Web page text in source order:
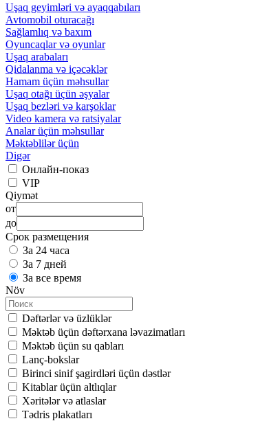
Uşaq geyimləri və ayaqqabıları
Avtomobil oturacağı
Sağlamlıq və baxım
Oyuncaqlar və oyunlar
Uşaq arabaları
Qidalanma və içəcəklər
Hamam üçün məhsullar
Uşaq otağı üçün əşyalar
Uşaq bezləri və karşoklar
Video kamera və ratsiyalar
Analar üçün məhsullar
Məktəblilər üçün
Digər
Онлайн-показ
VIP
Qiymət
от
до
Срок размещения
За 24 часа
За 7 дней
За все время
Növ
Dəftərlər və üzlüklər
Məktəb üçün dəftərxana ləvazimatları
Məktəb üçün su qabları
Lanç-bokslar
Birinci sinif şagirdləri üçün dəstlər
Kitablar üçün altlıqlar
Xəritələr və atlaslar
Tədris plakatları